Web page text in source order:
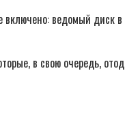
ведомый диск
в свою очередь,